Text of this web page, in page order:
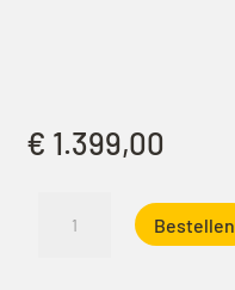
€ 1.399,00
Pitch
Bestellen